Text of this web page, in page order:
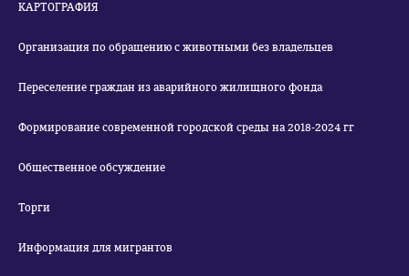
КАРТОГРАФИЯ
Организация по обращению с животными без владельцев
Переселение граждан из аварийного жилищного фонда
Формирование современной городской среды на 2018-2024 гг
Общественное обсуждение
Торги
Информация для мигрантов